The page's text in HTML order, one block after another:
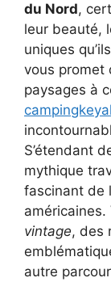
du Nord,
leur beauté,
uniques
vous promet
paysages à
S’étendant
mythique
fascinant de
vintage, des
autre